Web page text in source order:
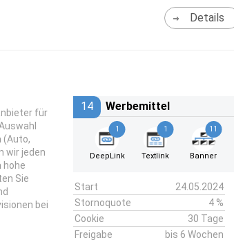
Details
für
(Auto,
wir jeden
hohe
Sie
bei
14 Werbemittel
1
DeepLink
1
Textlink
11
Banner
Start
24.05.2024
Stornoquote
4 %
Cookie
30 Tage
Freigabe
bis 6 Wochen